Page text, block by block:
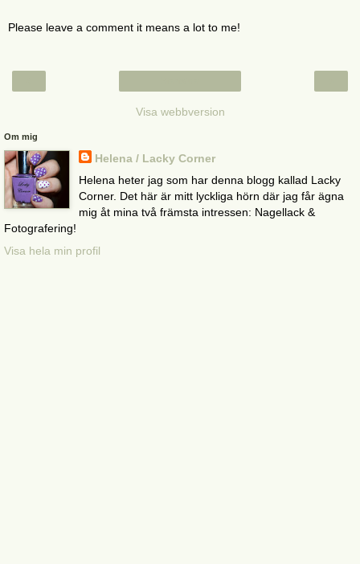
Please leave a comment it means a lot to me!
Visa webbversion
Om mig
Helena / Lacky Corner
Helena heter jag som har denna blogg kallad Lacky
Corner. Det här är mitt lyckliga hörn där jag får ägna
mig åt mina två främsta intressen: Nagellack &
Fotografering!
Visa hela min profil